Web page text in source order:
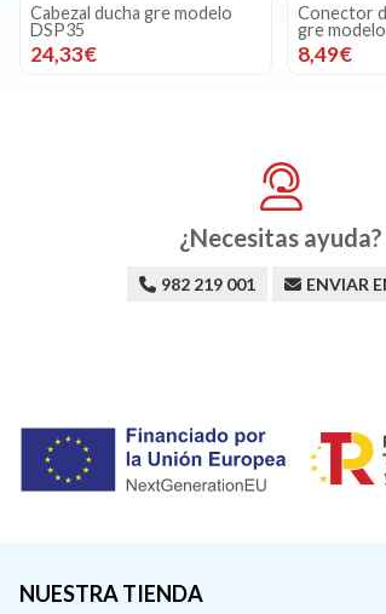
Cabezal ducha gre modelo
DSP35
24,33€
Conector
gre
8,49€
¿Necesitas ayuda?
982 219 001 ENVIAR
NUESTRA TIENDA